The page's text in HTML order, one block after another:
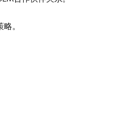
。